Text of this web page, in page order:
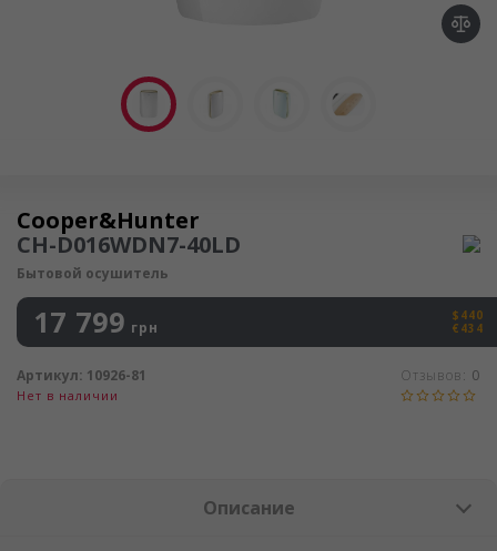
Осушитель воздуха
Cooper&Hunter
CH-D016WDN7-40LD
Бытовой осушитель
17 799 грн
$440
€434
Нет в наличии
Отзывов: 0
Артикул: 10926-81
Описание